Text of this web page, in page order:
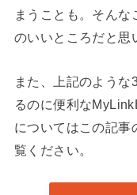
まうことも。そんな
のいいところだと思
また、上記のよう
るのに便利な
についてはこの記事
覧ください。